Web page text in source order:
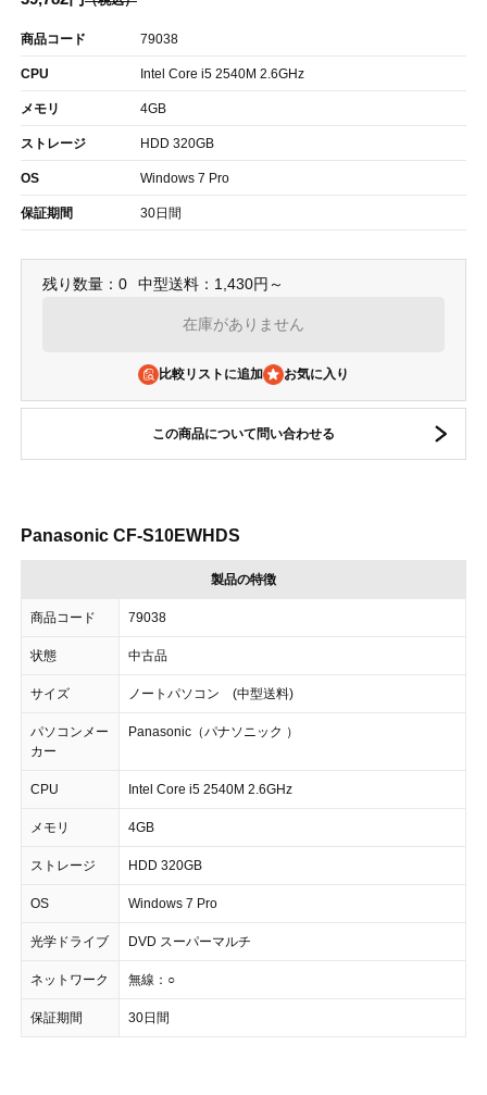
商品コード 79038
CPU Intel Core i5 2540M 2.6GHz
メモリ 4GB
ストレージ HDD 320GB
OS Windows 7 Pro
保証期間 30日間
残り数量：0 中型送料：1,430円～
在庫がありません
比較リストに追加
この商品について問い合わせる
Panasonic CF-S10EWHDS
製品の特徴
商品コード 79038
状態 中古品
サイズ ノートパソコン (中型送料)
パソコンメー
カー
Panasonic（パナソニック ）
CPU Intel Core i5 2540M 2.6GHz
メモリ 4GB
ストレージ HDD 320GB
OS Windows 7 Pro
光学ドライブ DVD スーパーマルチ
ネットワーク 無線：○
保証期間 30日間